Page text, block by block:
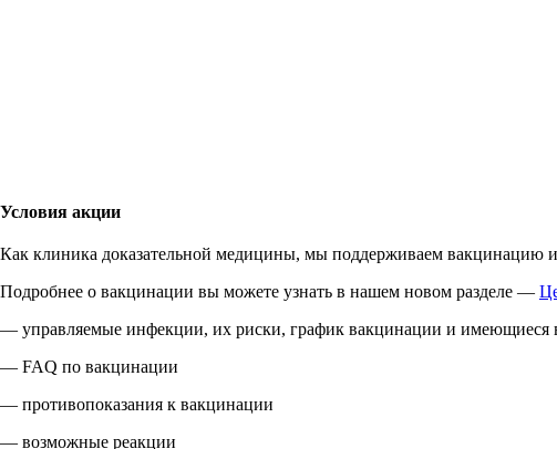
Условия акции
Как клиника доказательной медицины, мы поддерживаем вакцинацию
Подробнее о вакцинации вы можете узнать в нашем новом разделе —
— управляемые инфекции, их риски, график вакцинации и имеющиеся
— FAQ по вакцинации
— противопоказания к вакцинации
— возможные реакции